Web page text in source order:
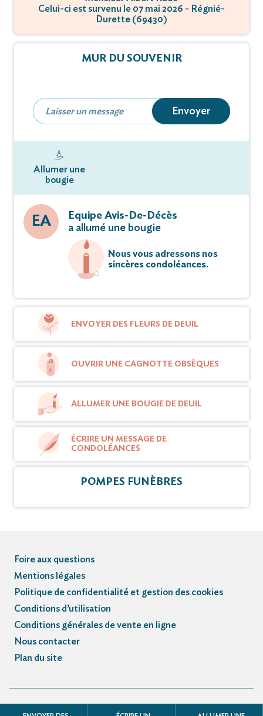
Celui-ci est survenu le 07 mai 2026 - Régnié-
Durette (69430)
MUR DU SOUVENIR
Envoyer
Allumer une
bougie
EA
Equipe Avis-De-Décès
a allumé une bougie
Nous vous adressons nos
sincères condoléances.
ENVOYER DES FLEURS DE DEUIL
OUVRIR UNE CAGNOTTE OBSÈQUES
ALLUMER UNE BOUGIE DE DEUIL
ÉCRIRE UN MESSAGE DE
CONDOLÉANCES
POMPES FUNÈBRES
Foire aux questions
Mentions légales
Politique de confidentialité et gestion des cookies
Conditions d’utilisation
Conditions générales de vente en ligne
Nous contacter
Plan du site
© Registre des avis de décès et obsèques - 3.3.5